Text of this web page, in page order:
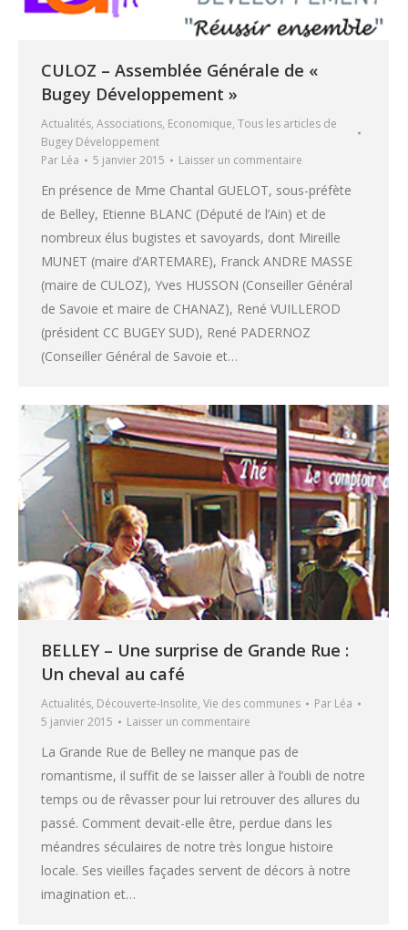
CULOZ – Assemblée Générale de «
Bugey Développement »
Actualités, Associations, Economique, Tous les articles de
Bugey Développement
Par Léa 5 janvier 2015 Laisser un commentaire
En présence de Mme Chantal GUELOT, sous-préfète
de Belley, Etienne BLANC (Député de l’Ain) et de
nombreux élus bugistes et savoyards, dont Mireille
MUNET (maire d’ARTEMARE), Franck ANDRE MASSE
(maire de CULOZ), Yves HUSSON (Conseiller Général
de Savoie et maire de CHANAZ), René VUILLEROD
(président CC BUGEY SUD), René PADERNOZ
(Conseiller Général de Savoie et…
BELLEY – Une surprise de Grande Rue :
Un cheval au café
Actualités, Découverte-Insolite, Vie des communes Par Léa
5 janvier 2015
Laisser un commentaire
La Grande Rue de Belley ne manque pas de
romantisme, il suffit de se laisser aller à l’oubli de notre
temps ou de rêvasser pour lui retrouver des allures du
passé. Comment devait-elle être, perdue dans les
méandres séculaires de notre très longue histoire
locale. Ses vieilles façades servent de décors à notre
imagination et…